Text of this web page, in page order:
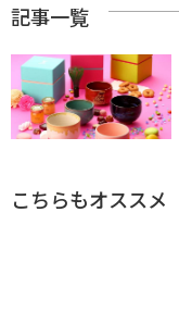
記事一覧
こちらもオススメ